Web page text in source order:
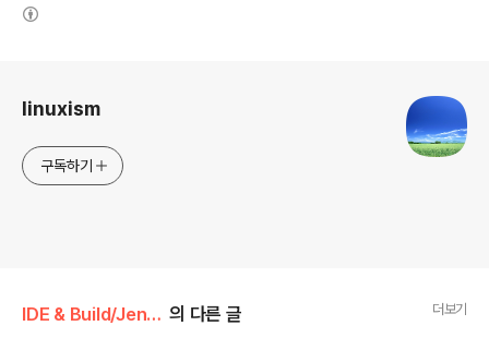
linuxism
구독하기
IDE & Build/Jenkins 의 다른 글 더보기